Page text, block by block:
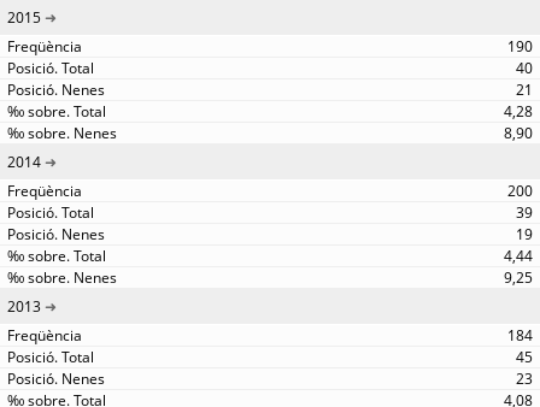
2015
190
40
21
4,28
8,90
2014
200
39
19
4,44
9,25
2013
184
45
23
4,08